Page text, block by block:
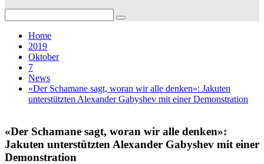
for:
Home
2019
Oktober
7
News
«Der Schamane sagt, woran wir alle denken»: Jakuten
unterstützten Alexander Gabyshev mit einer Demonstration
«Der Schamane sagt, woran wir alle denken»:
Jakuten unterstützten Alexander Gabyshev mit einer
Demonstration